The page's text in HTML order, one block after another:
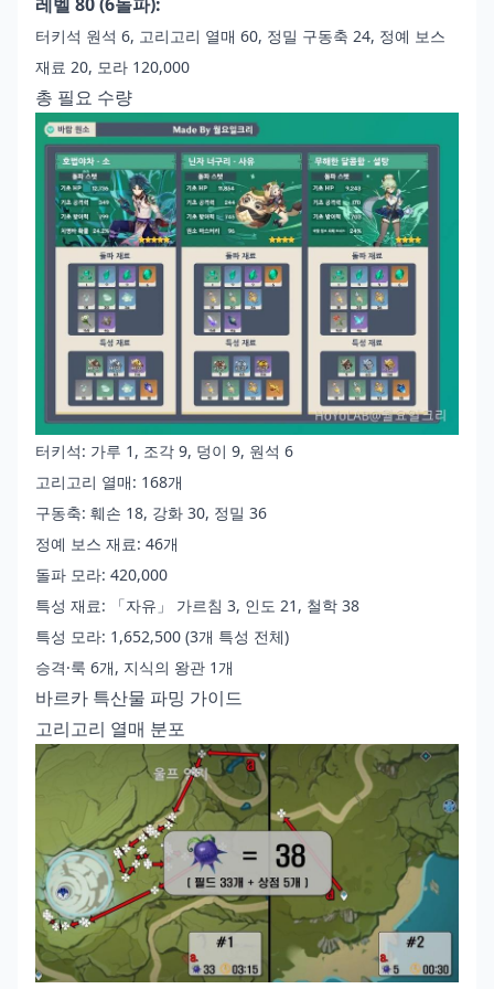
터키석 원석 6, 고리고리 열매 60, 정밀 구동축 24, 정예 보스
재료 20, 모라 120,000
총 필요 수량
터키석: 가루 1, 조각 9, 덩이 9, 원석 6
고리고리 열매: 168개
구동축: 훼손 18, 강화 30, 정밀 36
정예 보스 재료: 46개
돌파 모라: 420,000
특성 재료: 「자유」 가르침 3, 인도 21, 철학 38
특성 모라: 1,652,500 (3개 특성 전체)
승격·룩 6개, 지식의 왕관 1개
바르카 특산물 파밍 가이드
고리고리 열매 분포